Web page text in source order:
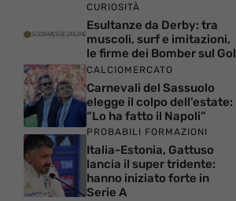
CURIOSITÀ
Esultanze da Derby: tra
muscoli, surf e imitazioni,
le firme dei Bomber sul Gol
CALCIOMERCATO
Carnevali del Sassuolo
elegge il colpo dell’estate:
“Lo ha fatto il Napoli”
PROBABILI FORMAZIONI
Italia-Estonia, Gattuso
lancia il super tridente:
hanno iniziato forte in
Serie A